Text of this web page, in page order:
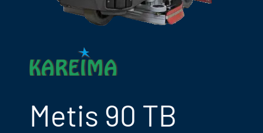
Metis 90 TB